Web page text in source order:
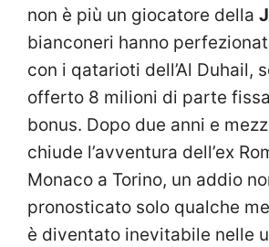
non è più un giocatore della
bianconeri hanno
con i qatarioti dell’Al Duhail,
offerto 8 milioni di parte
bonus. Dopo due anni e
chiude l’avventura dell’ex
Monaco a Torino, un addio
pronosticato solo qualche
è diventato inevitabile nelle